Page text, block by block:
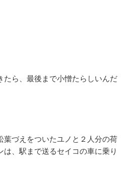
たら、最後まで小憎たらしいんだ
葉づえをついたユノと２人分の荷
は、駅まで送るセイコの車に乗り